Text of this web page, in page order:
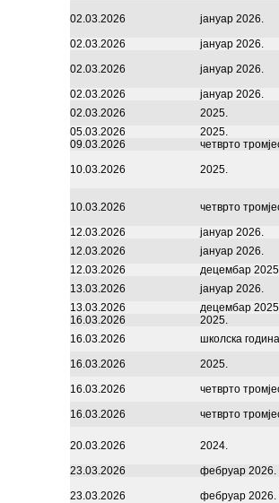
02.03.2026
јануар 2026.
02.03.2026
јануар 2026.
02.03.2026
јануар 2026.
02.03.2026
јануар 2026.
02.03.2026
2025.
05.03.2026
2025.
09.03.2026
четврто
10.03.2026
2025.
10.03.2026
четврто
12.03.2026
јануар 2026.
12.03.2026
јануар 2026.
12.03.2026
децембар
13.03.2026
јануар 2026.
13.03.2026
децембар
16.03.2026
2025.
16.03.2026
школска
16.03.2026
2025.
16.03.2026
четврто
16.03.2026
четврто
20.03.2026
2024.
23.03.2026
фебруар 2026.
23.03.2026
фебруар 2026.